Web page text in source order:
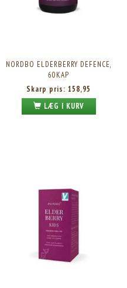
NORDBO ELDERBERRY DEFENCE,
60KAP
Skarp pris: 158,95
LÆG I KURV